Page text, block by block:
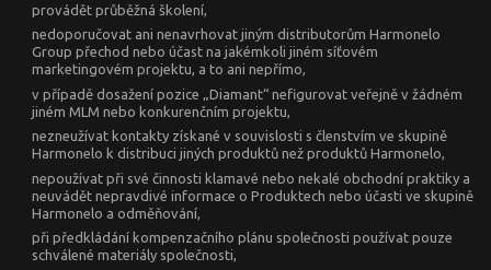
provádět průběžná školení,
nedoporučovat ani nenavrhovat jiným distributorům Harmonelo
Group přechod nebo účast na jakémkoli jiném síťovém
marketingovém projektu, a to ani nepřímo,
v případě dosažení pozice „Diamant“ nefigurovat veřejně v žádném
jiném MLM nebo konkurenčním projektu,
nezneužívat kontakty získané v souvislosti s členstvím ve skupině
Harmonelo k distribuci jiných produktů než produktů Harmonelo,
nepoužívat při své činnosti klamavé nebo nekalé obchodní praktiky a
neuvádět nepravdivé informace o Produktech nebo účasti ve skupině
Harmonelo a odměňování,
při předkládání kompenzačního plánu společnosti používat pouze
schválené materiály společnosti,